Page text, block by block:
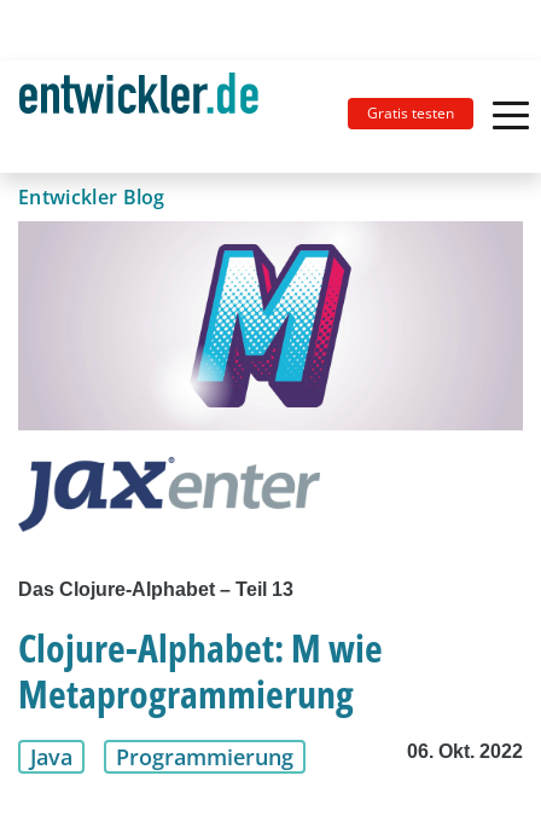
Gratis testen
Entwickler Blog
Das Clojure-Alphabet – Teil 13
Clojure-Alphabet: M wie
Metaprogrammierung
Java Programmierung 06. Okt. 2022